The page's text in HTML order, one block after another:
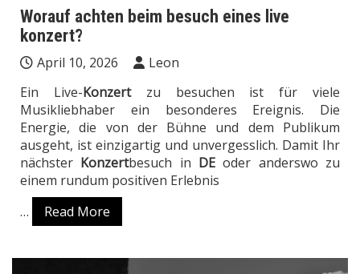
Worauf achten beim besuch eines live
konzert?
April 10, 2026
Leon
Ein Live-Konzertzu besuchen ist für viele
Musikliebhaber ein besonderes Ereignis. Die
Energie, die von der Bühne und dem Publikum
ausgeht, ist einzigartig und unvergesslich. Damit Ihr
nächster Konzertbesuch in DE oder anderswo zu
einem rundum positiven Erlebnis
…
Read More